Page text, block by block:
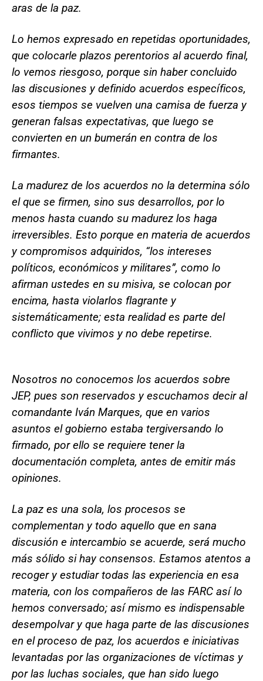
aras de la paz.
Lo hemos expresado en repetidas oportunidades,
que colocarle plazos perentorios al acuerdo final,
lo vemos riesgoso, porque sin haber concluido
las discusiones y definido acuerdos específicos,
esos tiempos se vuelven una camisa de fuerza y
generan falsas expectativas, que luego se
convierten en un bumerán en contra de los
firmantes.
La madurez de los acuerdos no la determina sólo
el que se firmen, sino sus desarrollos, por lo
menos hasta cuando su madurez los haga
irreversibles. Esto porque en materia de acuerdos
y compromisos adquiridos, “los intereses
políticos, económicos y militares”, como lo
afirman ustedes en su misiva, se colocan por
encima, hasta violarlos flagrante y
sistemáticamente; esta realidad es parte del
conflicto que vivimos y no debe repetirse.
Nosotros no conocemos los acuerdos sobre
JEP, pues son reservados y escuchamos decir al
comandante Iván Marques, que en varios
asuntos el gobierno estaba tergiversando lo
firmado, por ello se requiere tener la
documentación completa, antes de emitir más
opiniones.
La paz es una sola, los procesos se
complementan y todo aquello que en sana
discusión e intercambio se acuerde, será mucho
más sólido si hay consensos. Estamos atentos a
recoger y estudiar todas las experiencia en esa
materia, con los compañeros de las FARC así lo
hemos conversado; así mismo es indispensable
desempolvar y que haga parte de las discusiones
en el proceso de paz, los acuerdos e iniciativas
levantadas por las organizaciones de víctimas y
por las luchas sociales, que han sido luego